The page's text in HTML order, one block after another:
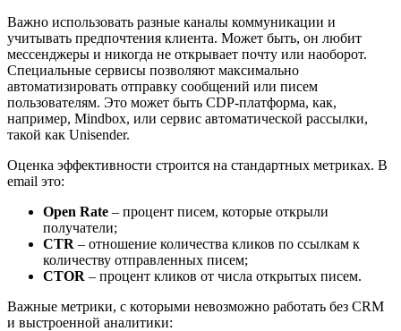
Важно использовать разные каналы коммуникации и
учитывать предпочтения клиента. Может быть, он любит
мессенджеры и никогда не открывает почту или наоборот.
Специальные сервисы позволяют максимально
автоматизировать отправку сообщений или писем
пользователям. Это может быть CDP-платформа, как,
например, Mindbox, или сервис автоматической рассылки,
такой как Unisender.
Оценка эффективности строится на стандартных метриках. В
email это:
Open Rate – процент писем, которые открыли
получатели;
CTR – отношение количества кликов по ссылкам к
количеству отправленных писем;
CTOR – процент кликов от числа открытых писем.
Важные метрики, с которыми невозможно работать без CRM
и выстроенной аналитики: